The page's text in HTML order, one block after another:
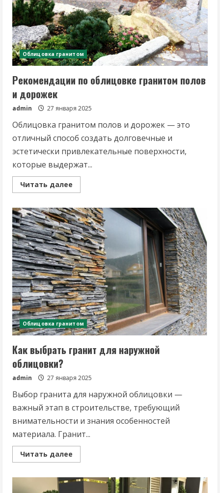
Облицовка гранитом
Рекомендации по облицовке гранитом полов
и дорожек
admin 27 января 2025
Облицовка гранитом полов и дорожек — это
отличный способ создать долговечные и
эстетически привлекательные поверхности,
которые выдержат...
Читать далее
more
по
облицовке
гранитом
полов
и
дорожек
Облицовка гранитом
Как выбрать гранит для наружной
облицовки?
admin 27 января 2025
Выбор гранита для наружной облицовки —
важный этап в строительстве, требующий
внимательности и знания особенностей
материала. Гранит...
Читать далее
more
выбрать
гранит